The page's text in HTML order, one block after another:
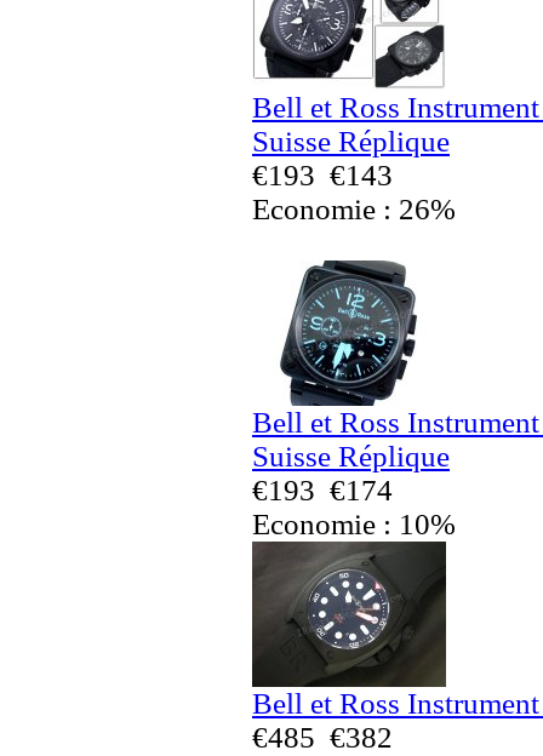
Bell et Ross
Suisse Réplique
€193 €143
Economie : 26%
Bell et Ross
Suisse Réplique
€193 €174
Economie : 10%
Bell et Ross
€485 €382